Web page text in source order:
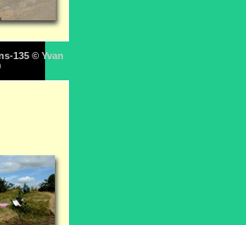
135 © Yvan